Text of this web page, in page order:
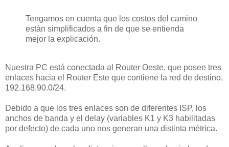
Tengamos en cuenta que los costos del camino
están simplificados a fin de que se entienda
mejor la explicación.
Nuestra PC está conectada al Router Oeste, que posee tres
enlaces hacia el Router Este que contiene la red de destino,
192.168.90.0/24.
Debido a que los tres enlaces son de diferentes ISP, los
anchos de banda y el delay (variables K1 y K3 habilitadas
por defecto) de cada uno nos generan una distinta métrica.